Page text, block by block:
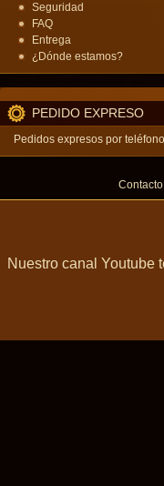
Seguridad
FAQ
Entrega
¿Dónde estamos?
PEDIDO EXPRESO
Pedidos expresos por teléfono
Contacto
Nuestro canal Youtube